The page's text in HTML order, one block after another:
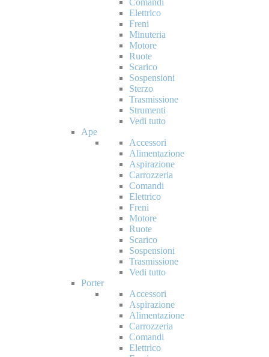
Comandi
Elettrico
Freni
Minuteria
Motore
Ruote
Scarico
Sospensioni
Sterzo
Trasmissione
Strumenti
Vedi tutto
Ape
Accessori
Alimentazione
Aspirazione
Carrozzeria
Comandi
Elettrico
Freni
Motore
Ruote
Scarico
Sospensioni
Trasmissione
Vedi tutto
Porter
Accessori
Aspirazione
Alimentazione
Carrozzeria
Comandi
Elettrico